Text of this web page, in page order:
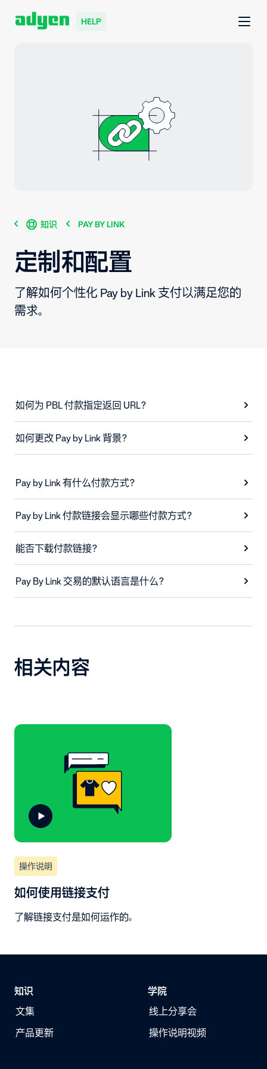
HELP
知识 PAY BY LINK
定制和配置
了解如何个性化 Pay by Link 支付以满足您的
需求。
如何为 PBL 付款指定返回 URL？
如何更改 Pay by Link 背景？
Pay by Link 有什么付款方式？
Pay by Link 付款链接会显示哪些付款方式？
能否下载付款链接？
Pay By Link 交易的默认语言是什么？
相关内容
操作说明
如何使用链接支付
了解链接支付是如何运作的。
知识
文集
产品更新
学院
线上分享会
操作说明视频